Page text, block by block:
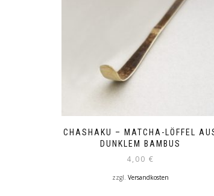
CHASHAKU – MATCHA-LÖFFEL
DUNKLEM BAMBUS
4,00€
zzgl.Versandkosten